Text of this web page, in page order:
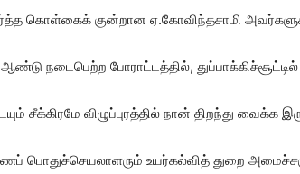
கொள்கைக் குன்றான ஏ.கோவிந்தசாமி
நடைபெற்ற போராட்டத்தில்,
சீக்கிரமே விழுப்புரத்தில் நான் திறந்து வைக்க
பொதுச்செயலாளரும் உயர்கல்வித் துறை